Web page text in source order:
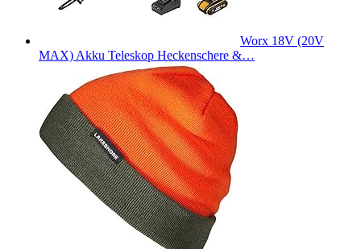
Worx 18V (20V
MAX) Akku Teleskop Heckenschere &…